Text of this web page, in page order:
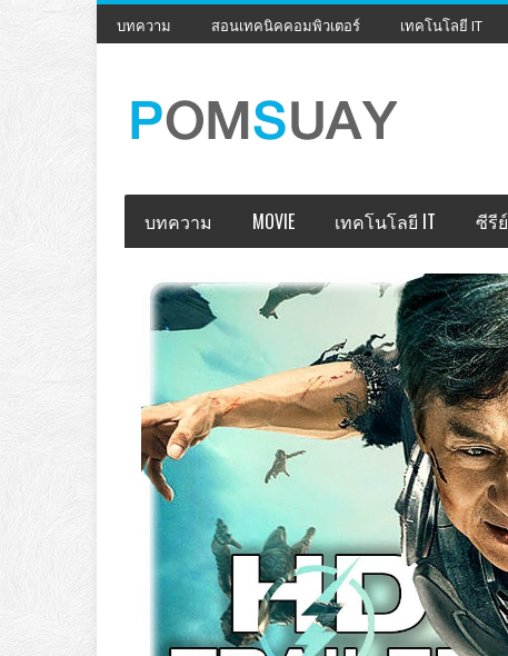
บทความ สอนเทคนิคคอมพิวเตอร์ เทคโนโลยี IT
บทความ MOVIE เทคโนโลยี IT ซีรีย์